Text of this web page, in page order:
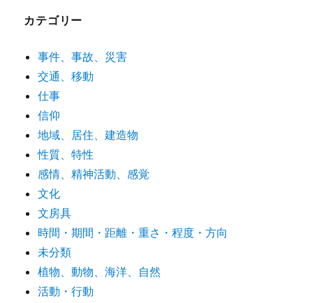
カテゴリー
事件、事故、災害
交通、移動
仕事
信仰
地域、居住、建造物
性質、特性
感情、精神活動、感覚
文化
文房具
時間・期間・距離・重さ・程度・方向
未分類
植物、動物、海洋、自然
活動・行動